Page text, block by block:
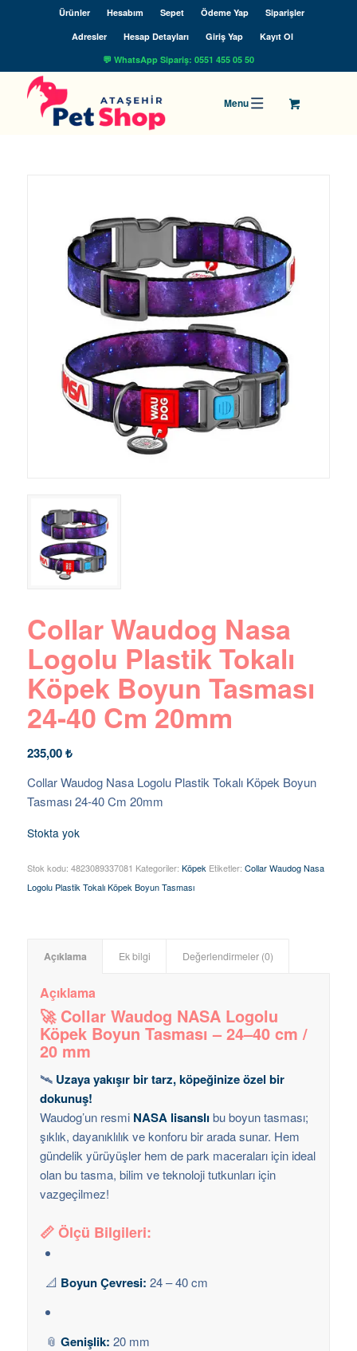
Ürünler Hesabım Sepet Ödeme Yap
Siparişler
Adresler
Hesap Detayları Giriş Yap
Kayıt Ol
💬 WhatsApp Sipariş: 0551 455 05 50
Collar Waudog Nasa
Logolu Plastik Tokalı
Köpek Boyun Tasması
24-40 Cm 20mm
235,00₺
Collar Waudog Nasa Logolu Plastik Tokalı Köpek Boyun
Tasması 24-40 Cm 20mm
Stokta yok
Stok kodu: 4823089337081 Kategoriler: Köpek Etiketler: Collar Waudog Nasa
Logolu Plastik Tokalı Köpek Boyun Tasması
Açıklama Ek bilgi Değerlendirmeler (0)
Açıklama
🚀 Collar Waudog NASA Logolu
Köpek Boyun Tasması – 24–40 cm /
20 mm
🛰️ Uzaya yakışır bir tarz, köpeğinize özel bir
dokunuş!
Waudog’un resmi NASA lisanslı bu boyun tasması;
şıklık, dayanıklılık ve konforu bir arada sunar. Hem
gündelik yürüyüşler hem de park maceraları için ideal
olan bu tasma, bilim ve teknoloji tutkunları için
vazgeçilmez!
📏Ölçü Bilgileri:
📐 Boyun Çevresi: 24 – 40 cm
📎 Genişlik: 20 mm